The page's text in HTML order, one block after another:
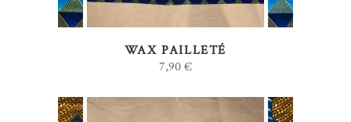
WAX PAILLETÉ
7,90€